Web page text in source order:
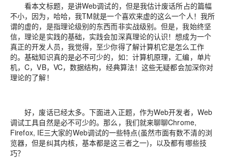
看本文标题，是讲Web调试的，但是我估计废话所占的篇幅
不小，因为，哈哈，我TM就是一个喜欢来虚的这么一个人！我所
谓的虚的，是指理论级别的东西而非实战级别。但是，我始终坚
信，理论是实践的基础，实践会加深真理论的认识！想成为一个
真正的开发人员，我觉得，至少你得了解计算机它是怎么工作
的。基础知识真的是必不可少的，如：计算机原理，汇编，单片
机，C，VB，VC，数据结构，经典算法！这些无疑都会加深你对
理论的了解！
好，废话已经太多。下面进入正题，作为Web开发者，Web
调试工具自然是必不可少的。那么，我们就来聊聊Chrome,
Firefox, IE三大家的Web调试的一些特点(虽然市面有数不清的浏
览器，但是纠其内核，基本都是这三者之一)，以及都有哪些技
巧？